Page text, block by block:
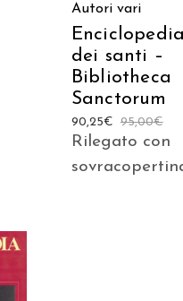
Autori vari
dei santi –
Bibliotheca
Sanctorum
95,00€
90,25€
Rilegato con